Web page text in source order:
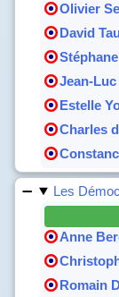
Olivier
David
Jean-
Estelle
Charles
Les
Anne
Romain